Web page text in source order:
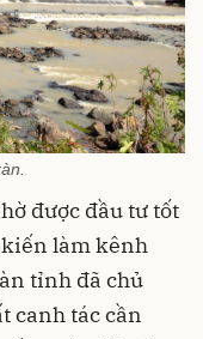
được đầu tư tốt
làm kênh
tỉnh đã chủ
canh tác cần